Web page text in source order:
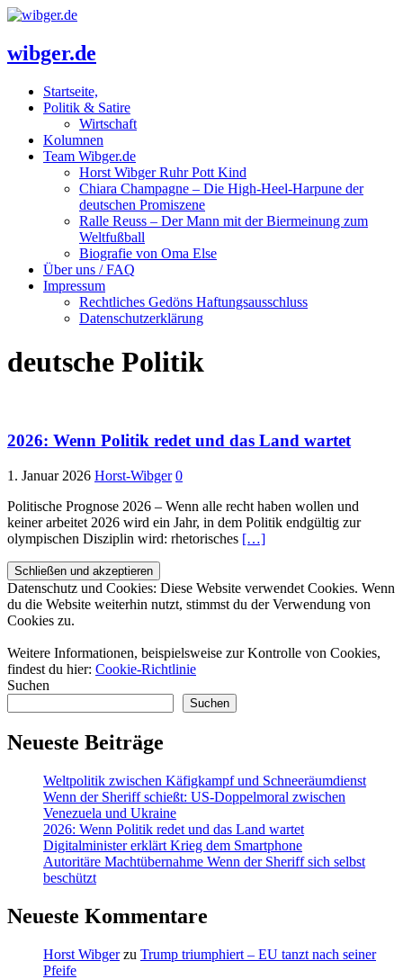
wibger.de
Startseite,
Politik & Satire
Wirtschaft
Kolumnen
Team Wibger.de
Horst Wibger Ruhr Pott Kind
Chiara Champagne – Die High-Heel-Harpune der
deutschen Promiszene
Ralle Reuss – Der Mann mit der Biermeinung zum
Weltfußball
Biografie von Oma Else
Über uns / FAQ
Impressum
Rechtliches Gedöns Haftungsausschluss
Datenschutzerklärung
deutsche Politik
2026: Wenn Politik redet und das Land wartet
1. Januar 2026 Horst-Wibger 0
Politische Prognose 2026 – Wenn alle recht haben wollen und
keiner arbeitet 2026 wird ein Jahr, in dem Politik endgültig zur
olympischen Disziplin wird: rhetorisches […]
Datenschutz und Cookies: Diese Website verwendet Cookies. Wenn
du die Website weiterhin nutzt, stimmst du der Verwendung von
Cookies zu.
Weitere Informationen, beispielsweise zur Kontrolle von Cookies,
findest du hier: Cookie-Richtlinie
Suchen
Suchen
Neueste Beiträge
Weltpolitik zwischen Käfigkampf und Schneeräumdienst
Wenn der Sheriff schießt: US-Doppelmoral zwischen
Venezuela und Ukraine
2026: Wenn Politik redet und das Land wartet
Digitalminister erklärt Krieg dem Smartphone
Autoritäre Machtübernahme Wenn der Sheriff sich selbst
beschützt
Neueste Kommentare
Horst Wibgerzu Trump triumphiert – EU tanzt nach seiner
Pfeife